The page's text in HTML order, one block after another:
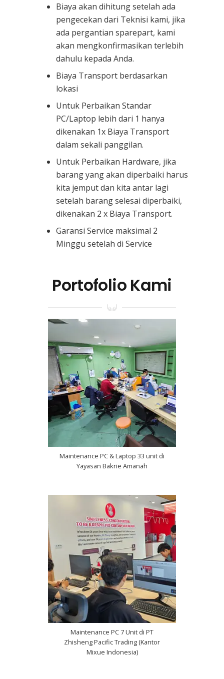
Biaya akan dihitung setelah ada
pengecekan dari Teknisi kami, jika
ada pergantian sparepart, kami
akan mengkonfirmasikan terlebih
dahulu kepada Anda.
Biaya Transport berdasarkan
lokasi
Untuk Perbaikan Standar
PC/Laptop lebih dari 1 hanya
dikenakan 1x Biaya Transport
dalam sekali panggilan.
Untuk Perbaikan Hardware, jika
barang yang akan diperbaiki harus
kita jemput dan kita antar lagi
setelah barang selesai diperbaiki,
dikenakan 2 x Biaya Transport.
Garansi Service maksimal 2
Minggu setelah di Service
Portofolio Kami
Maintenance PC & Laptop 33 unit di
Yayasan Bakrie Amanah
Maintenance PC 7 Unit di PT
Zhisheng Pacific Trading (Kantor
Mixue Indonesia)